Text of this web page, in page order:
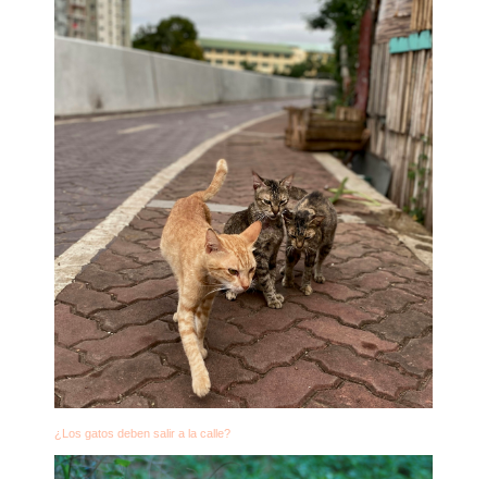
¿Los gatos deben salir a la calle?